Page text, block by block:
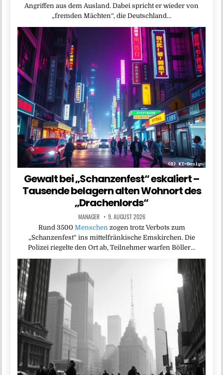
Angriffen aus dem Ausland. Dabei spricht er wieder von
„fremden Mächten“, die Deutschland…
Gewalt bei „Schanzenfest“ eskaliert –
Tausende belagern alten Wohnort des
„Drachenlords“
MANAGER 9. AUGUST 2026
Rund 3500 Menschenzogen trotz Verbots zum
„Schanzenfest“ ins mittelfränkische Emskirchen. Die
Polizei riegelte den Ort ab, Teilnehmer warfen Böller…